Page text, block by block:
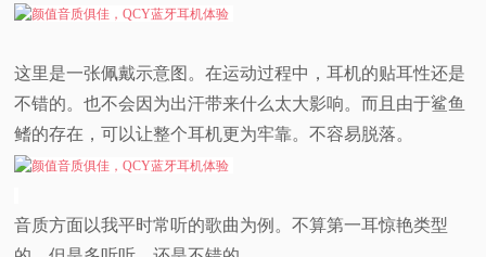
这里是一张佩戴示意图。在运动过程中，耳机的贴耳性还是
不错的。也不会因为出汗带来什么太大影响。而且由于鲨鱼
鳍的存在，可以让整个耳机更为牢靠。不容易脱落。
音质方面以我平时常听的歌曲为例。不算第一耳惊艳类型